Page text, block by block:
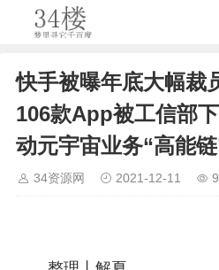
快手被曝年底大幅裁
106款App被工信部
动元宇宙业务“高能
34资源网 2021-12-11